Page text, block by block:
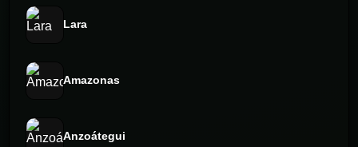
Lara
Amazonas
Anzoátegui